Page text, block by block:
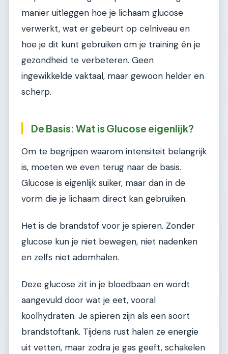
manier uitleggen hoe je lichaam glucose
verwerkt, wat er gebeurt op celniveau en
hoe je dit kunt gebruiken om je training én je
gezondheid te verbeteren. Geen
ingewikkelde vaktaal, maar gewoon helder en
scherp.
De Basis: Wat is Glucose eigenlijk?
Om te begrijpen waarom intensiteit belangrijk
is, moeten we even terug naar de basis.
Glucose is eigenlijk suiker, maar dan in de
vorm die je lichaam direct kan gebruiken.
Het is de brandstof voor je spieren. Zonder
glucose kun je niet bewegen, niet nadenken
en zelfs niet ademhalen.
Deze glucose zit in je bloedbaan en wordt
aangevuld door wat je eet, vooral
koolhydraten. Je spieren zijn als een soort
brandstoftank. Tijdens rust halen ze energie
uit vetten, maar zodra je gas geeft, schakelen